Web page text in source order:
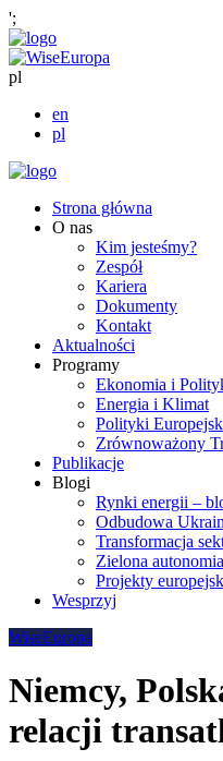
';
pl
en
pl
Strona główna
O nas
Kim jesteśmy?
Zespół
Kariera
Dokumenty
Kontakt
Aktualności
Programy
Ekonomia i
Energia i Klimat
Polityki
Zrównoważony
Publikacje
Blogi
Rynki energii –
Odbudowa
Transformacja
Zielona
Projekty
Wesprzyj
WiseEuropa
Niemcy,
relacji